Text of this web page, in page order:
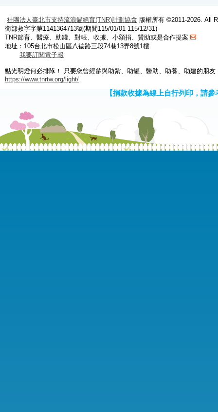
社團法人臺北市支持流浪貓絕育(TNR)計劃協會 版權所有 ©2011-2026. All
衛部救字字第1141364713號(期間115/01/01-115/12/31)
TNR節育、醫療、助罐、對帳、收據、小額捐、贊助或是合作提案
地址：105台北市松山區八德路三段74巷13弄8號1樓
我要訂閱電子報
點光明燈何必排隊！ 只要您曾經參與助紮、助罐、醫助、助養、助建的朋
https://www.tnrtw.org/light/
【捐款收據為線上自行列印，請參